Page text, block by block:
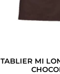
TABLIER MI